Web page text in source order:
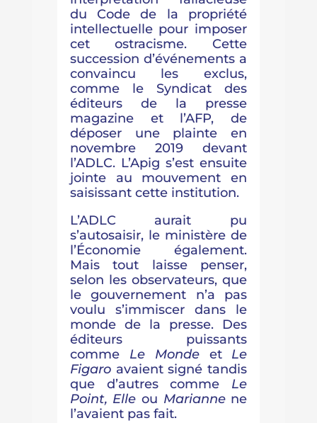
du Code de la propriété
intellectuelle pour imposer
cet ostracisme. Cette
succession d’événements a
convaincu les exclus,
comme le Syndicat des
éditeurs de la presse
magazine et l’AFP, de
déposer une plainte en
novembre 2019 devant
l’ADLC. L’Apig s’est ensuite
jointe au mouvement en
saisissant cette institution.
L’ADLC aurait pu
s’autosaisir, le ministère de
l’Économie également.
Mais tout laisse penser,
selon les observateurs, que
le gouvernement n’a pas
voulu s’immiscer dans le
monde de la presse. Des
éditeurs puissants
comme
Le Monde et
Le
Figaro avaient signé tandis
que d’autres comme
Le
Point, Elle ou Marianne ne
l’avaient pas fait.